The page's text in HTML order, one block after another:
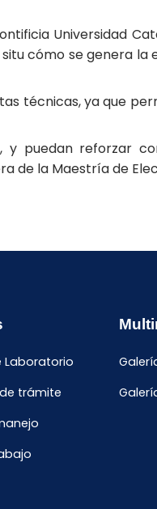
Universidad
cómo se genera
técnicas, ya que
y puedan reforzar
de la Maestría de
Laboratorio
trámite